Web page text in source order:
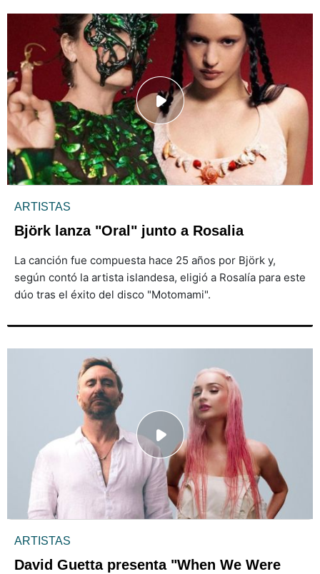
ARTISTAS
Björk lanza "Oral" junto a Rosalia
La canción fue compuesta hace 25 años por Björk y,
según contó la artista islandesa, eligió a Rosalía para este
dúo tras el éxito del disco "Motomami".
ARTISTAS
David Guetta presenta "When We Were